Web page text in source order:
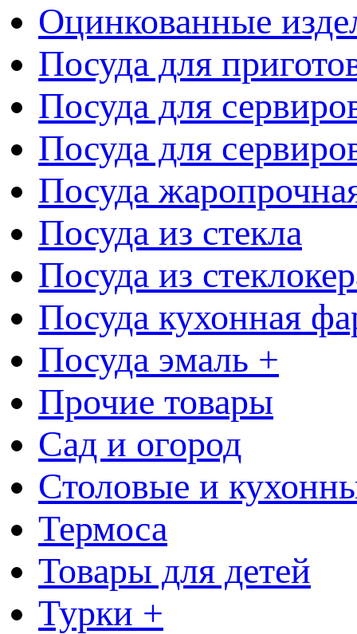
Оцинкованные
Посуда для
Посуда для
Посуда для
Посуда
Посуда из стекла
Посуда из
Посуда кухонная
Посуда эмаль +
Прочие товары
Сад и огород
Столовые и
Термоса
Товары для детей
Турки +